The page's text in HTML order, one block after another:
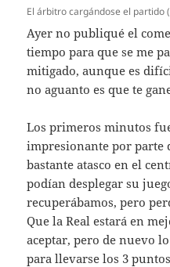
El árbitro cargándose el partido
Ayer no publiqué el
tiempo para que se me
mitigado, aunque es
no aguanto es que te
Los primeros minutos
impresionante por parte
bastante atasco en el
podían desplegar su
recuperábamos, pero
Que la Real estará en
aceptar, pero de nuevo
para llevarse los 3